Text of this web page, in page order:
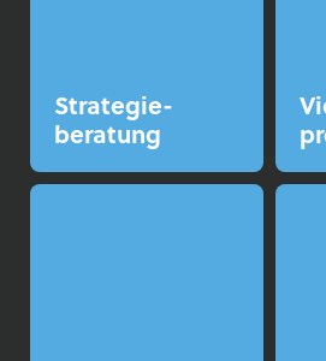
Strategie­
beratung